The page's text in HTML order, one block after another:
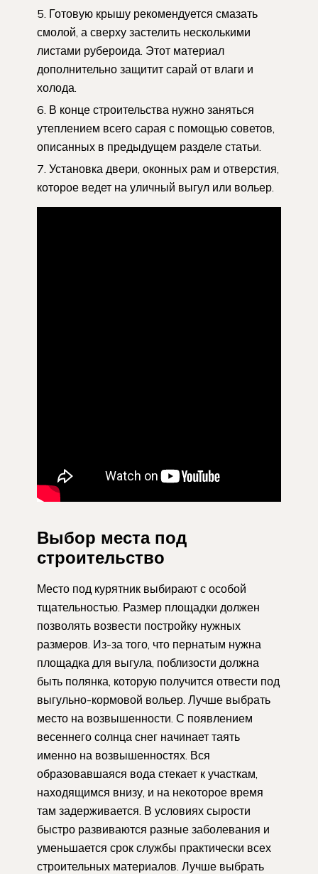
Готовую крышу рекомендуется смазать
смолой, а сверху застелить несколькими
листами рубероида. Этот материал
дополнительно защитит сарай от влаги и
холода.
В конце строительства нужно заняться
утеплением всего сарая с помощью советов,
описанных в предыдущем разделе статьи.
Установка двери, оконных рам и отверстия,
которое ведет на уличный выгул или вольер.
Выбор места под
строительство
Место под курятник выбирают с особой
тщательностью. Размер площадки должен
позволять возвести постройку нужных
размеров. Из-за того, что пернатым нужна
площадка для выгула, поблизости должна
быть полянка, которую получится отвести под
выгульно-кормовой вольер. Лучше выбрать
место на возвышенности. С появлением
весеннего солнца снег начинает таять
именно на возвышенностях. Вся
образовавшаяся вода стекает к участкам,
находящимся внизу, и на некоторое время
там задерживается. В условиях сырости
быстро развиваются разные заболевания и
уменьшается срок службы практически всех
строительных материалов. Лучше выбрать